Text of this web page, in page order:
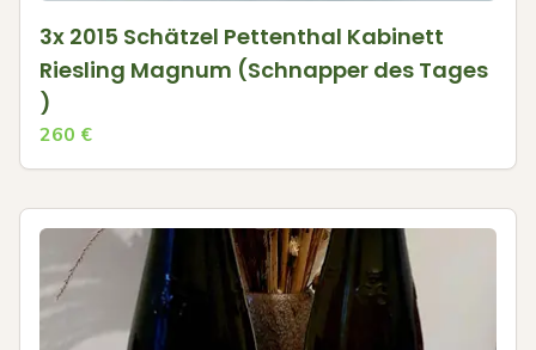
3x 2015 Schätzel Pettenthal Kabinett
Riesling Magnum (Schnapper des Tages
)
260 €